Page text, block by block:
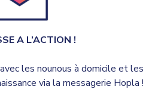
A L’ACTION !
les nounous à domicile et les
via la messagerie Hopla !